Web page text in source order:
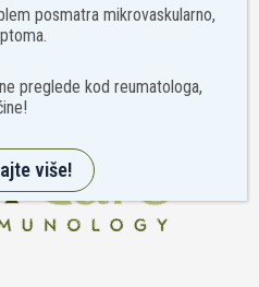
posmatra mikrovaskularno,
preglede kod reumatologa,
više!